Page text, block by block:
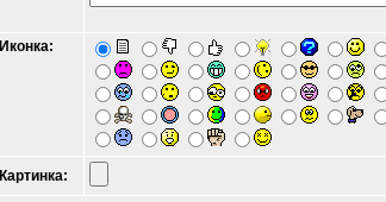
Иконка:
Картинка: